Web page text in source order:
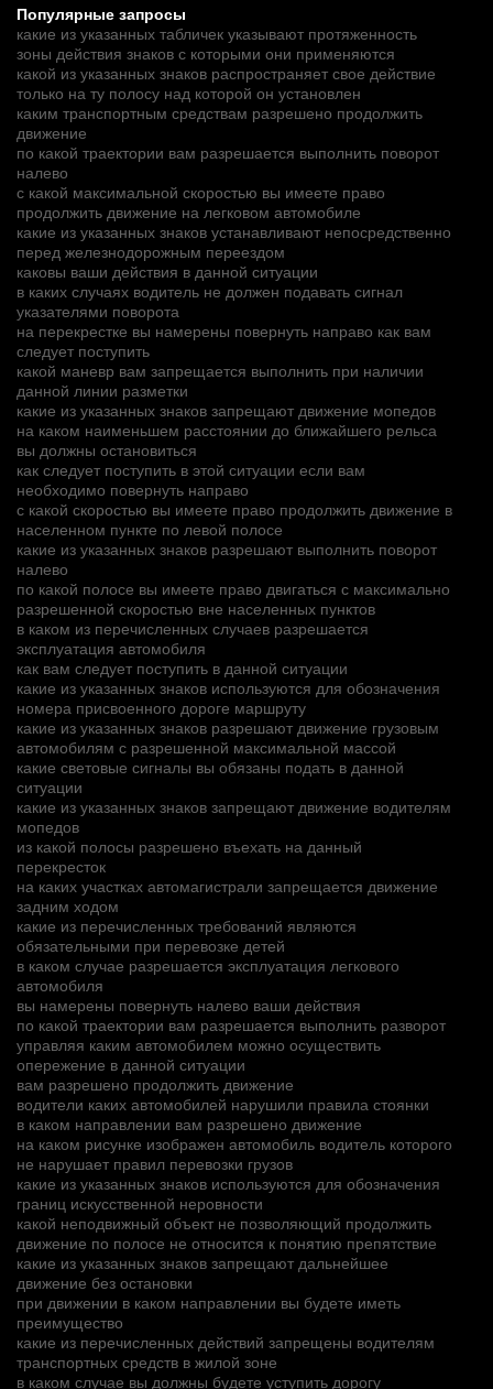
Популярные запросы
какие из указанных табличек указывают протяженность
зоны действия знаков с которыми они применяются
какой из указанных знаков распространяет свое действие
только на ту полосу над которой он установлен
каким транспортным средствам разрешено продолжить
движение
по какой траектории вам разрешается выполнить поворот
налево
с какой максимальной скоростью вы имеете право
продолжить движение на легковом автомобиле
какие из указанных знаков устанавливают непосредственно
перед железнодорожным переездом
каковы ваши действия в данной ситуации
в каких случаях водитель не должен подавать сигнал
указателями поворота
на перекрестке вы намерены повернуть направо как вам
следует поступить
какой маневр вам запрещается выполнить при наличии
данной линии разметки
какие из указанных знаков запрещают движение мопедов
на каком наименьшем расстоянии до ближайшего рельса
вы должны остановиться
как следует поступить в этой ситуации если вам
необходимо повернуть направо
с какой скоростью вы имеете право продолжить движение в
населенном пункте по левой полосе
какие из указанных знаков разрешают выполнить поворот
налево
по какой полосе вы имеете право двигаться с максимально
разрешенной скоростью вне населенных пунктов
в каком из перечисленных случаев разрешается
эксплуатация автомобиля
как вам следует поступить в данной ситуации
какие из указанных знаков используются для обозначения
номера присвоенного дороге маршруту
какие из указанных знаков разрешают движение грузовым
автомобилям с разрешенной максимальной массой
какие световые сигналы вы обязаны подать в данной
ситуации
какие из указанных знаков запрещают движение водителям
мопедов
из какой полосы разрешено въехать на данный
перекресток
на каких участках автомагистрали запрещается движение
задним ходом
какие из перечисленных требований являются
обязательными при перевозке детей
в каком случае разрешается эксплуатация легкового
автомобиля
вы намерены повернуть налево ваши действия
по какой траектории вам разрешается выполнить разворот
управляя каким автомобилем можно осуществить
опережение в данной ситуации
вам разрешено продолжить движение
водители каких автомобилей нарушили правила стоянки
в каком направлении вам разрешено движение
на каком рисунке изображен автомобиль водитель которого
не нарушает правил перевозки грузов
какие из указанных знаков используются для обозначения
границ искусственной неровности
какой неподвижный объект не позволяющий продолжить
движение по полосе не относится к понятию препятствие
какие из указанных знаков запрещают дальнейшее
движение без остановки
при движении в каком направлении вы будете иметь
преимущество
какие из перечисленных действий запрещены водителям
транспортных средств в жилой зоне
в каком случае вы должны будете уступить дорогу